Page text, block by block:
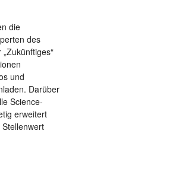
die
des
und
Darüber
Science-
erweitert